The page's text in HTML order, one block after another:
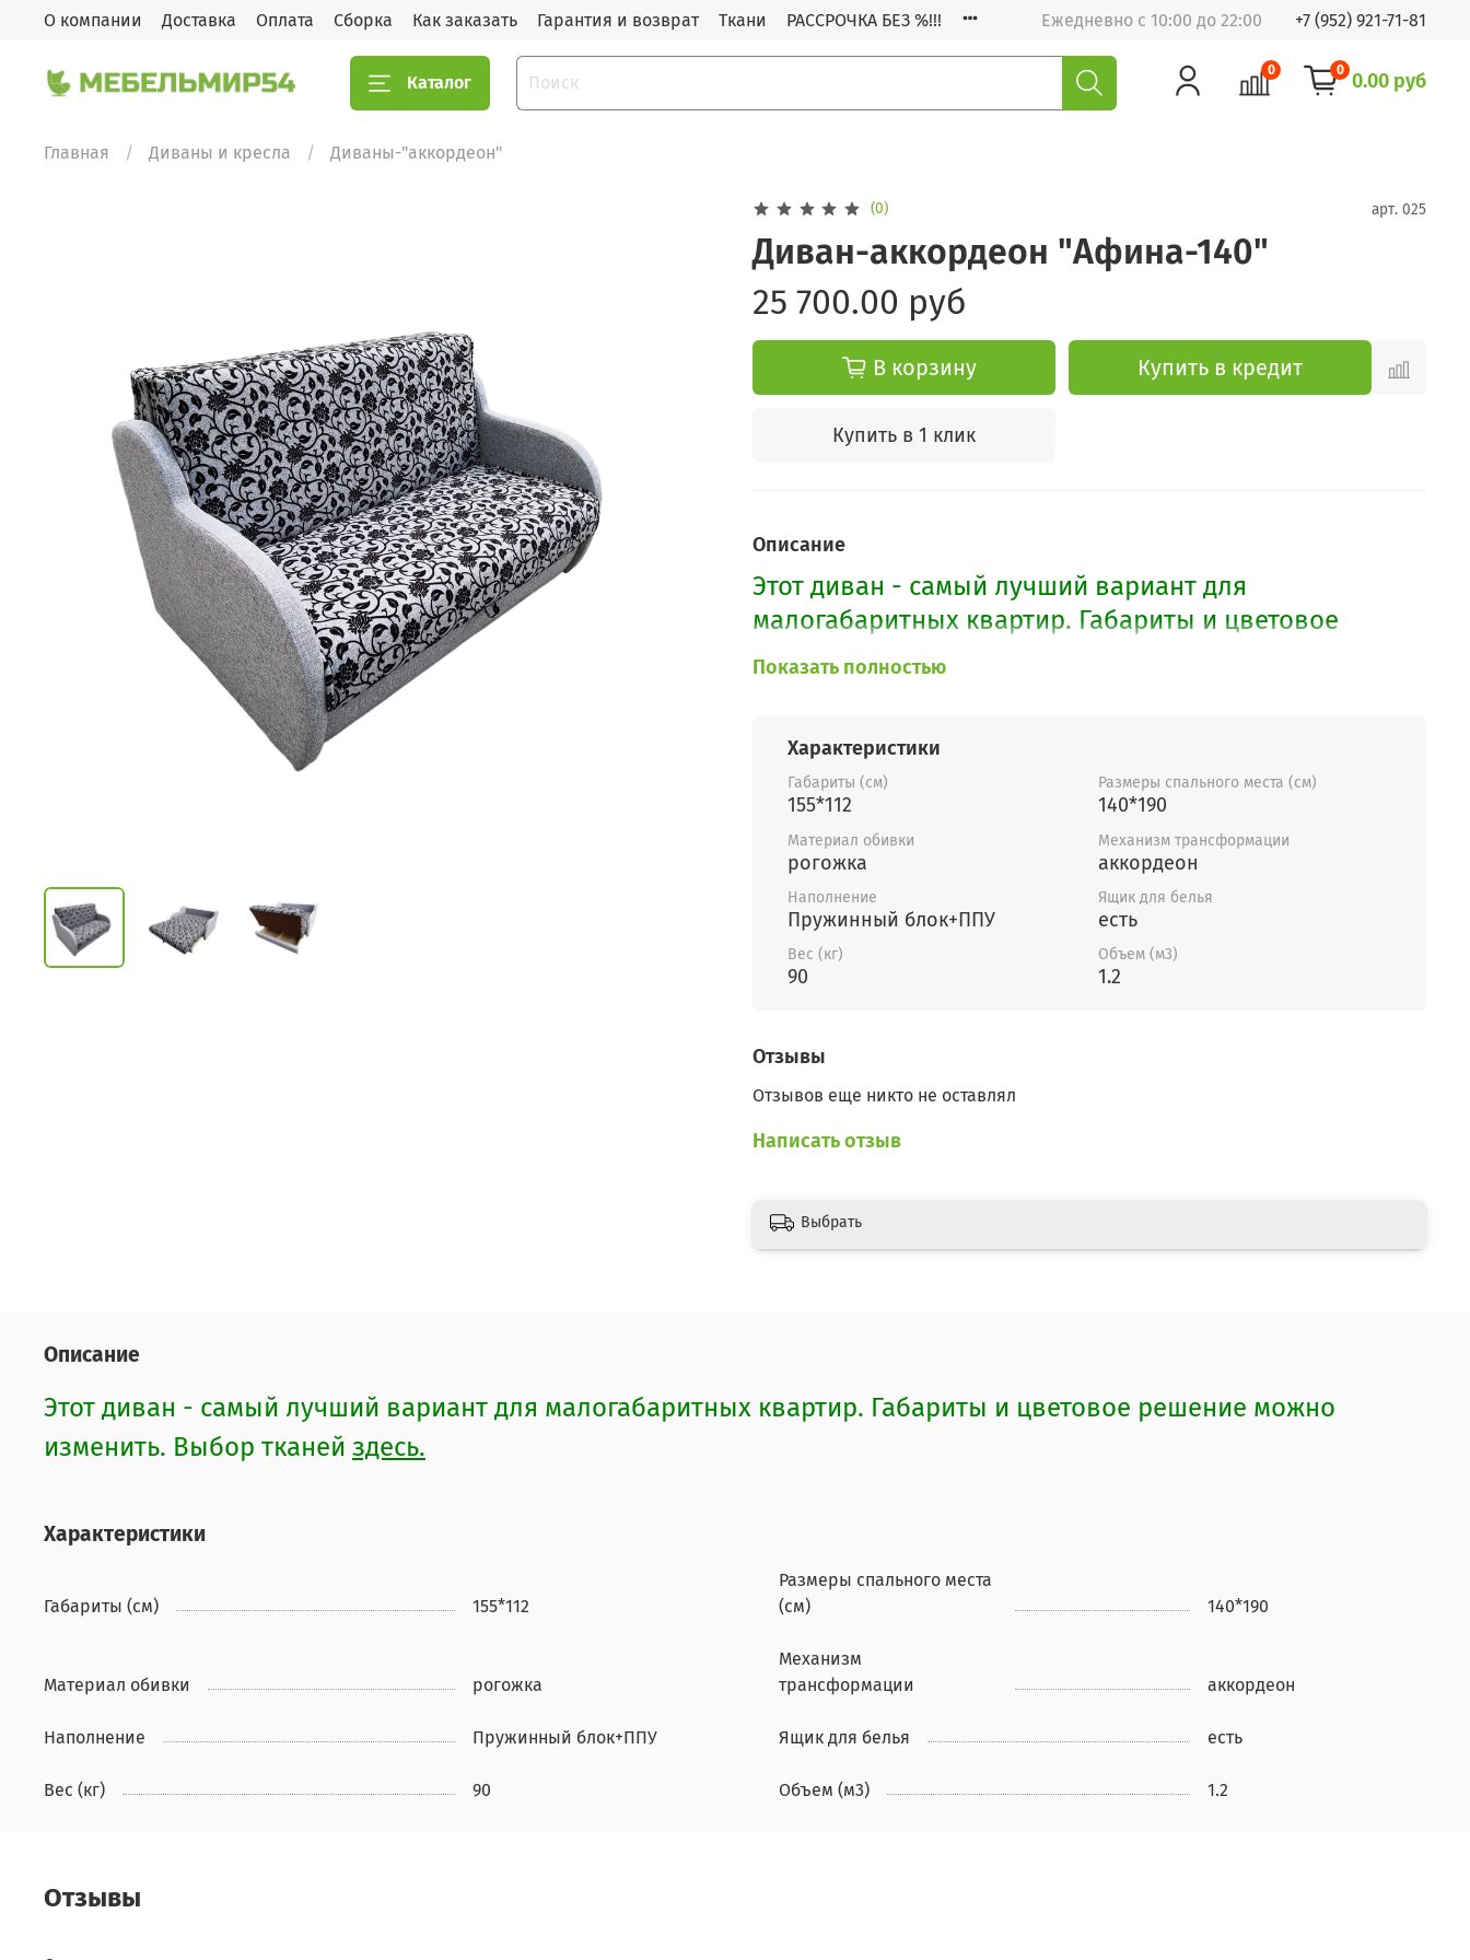
О компании Доставка Оплата Сборка Как заказать Гарантия и возврат Ткани РАССРОЧКА БЕЗ %!!! Ежедневно с 10:00 до 22:00 +7 (952) 921-71-81
Каталог
0 0 0.00 руб
Главная Диваны и кресла Диваны-"аккордеон"
(0) арт. 025
Диван-аккордеон "Афина-140"
25 700.00 руб
В корзину Купить в кредит
Купить в 1 клик
Описание
Этот диван - самый лучший вариант для
малогабаритных квартир. Габариты и цветовое
решение можно изменить. Выбор тканей
Показать полностью
Характеристики
Габариты (см)
155*112
Размеры спального места (см)
140*190
Материал обивки
рогожка
Механизм трансформации
аккордеон
Наполнение
Пружинный блок+ППУ
Ящик для белья
есть
Вес (кг)
90
Объем (м3)
1.2
Отзывы
Отзывов еще никто не оставлял
Написать отзыв
Выбрать
Описание
Этот диван - самый лучший вариант для малогабаритных квартир. Габариты и цветовое решение можно
изменить. Выбор тканей здесь.
Характеристики
Габариты (см) 155*112
Размеры спального места
(см)
140*190
Материал обивки рогожка
Механизм
трансформации
аккордеон
Наполнение Пружинный блок+ППУ Ящик для белья есть
Вес (кг) 90 Объем (м3) 1.2
Отзывы